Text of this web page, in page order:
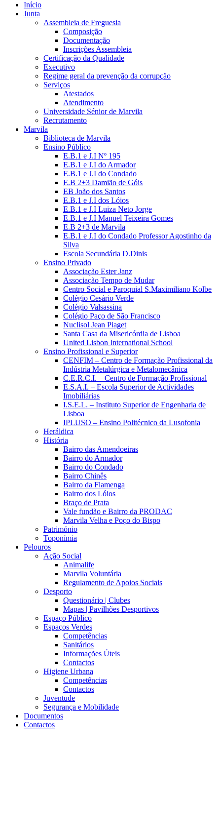
Início
Junta
Assembleia de Freguesia
Composição
Documentação
Inscrições Assembleia
Certificação da Qualidade
Executivo
Regime geral da prevenção da corrupção
Serviços
Atestados
Atendimento
Universidade Sénior de Marvila
Recrutamento
Marvila
Biblioteca de Marvila
Ensino Público
E.B.1 e J.I Nº 195
E.B.1 e J.I do Armador
E.B.1 e J.I do Condado
E.B 2+3 Damião de Góis
EB João dos Santos
E.B.1 e J.I dos Lóios
E.B.1 e J.I Luiza Neto Jorge
E.B.1 e J.I Manuel Teixeira Gomes
E.B 2+3 de Marvila
E.B.1 e J.I do Condado Professor Agostinho da
Silva
Escola Secundária D.Dinis
Ensino Privado
Associação Ester Janz
Associação Tempo de Mudar
Centro Social e Paroquial S.Maximiliano Kolbe
Colégio Cesário Verde
Colégio Valsassina
Colégio Paço de São Francisco
Nuclisol Jean Piaget
Santa Casa da Misericórdia de Lisboa
United Lisbon International School
Ensino Profissional e Superior
CENFIM – Centro de Formação Profissional da
Indústria Metalúrgica e Metalomecânica
C.E.R.C.I. – Centro de Formação Profissional
E.S.A.I. – Escola Superior de Actividades
Imobiliárias
I.S.E.L. – Instituto Superior de Engenharia de
Lisboa
IPLUSO – Ensino Politécnico da Lusofonia
Heráldica
História
Bairro das Amendoeiras
Bairro do Armador
Bairro do Condado
Bairro Chinês
Bairro da Flamenga
Bairro dos Lóios
Braço de Prata
Vale fundão e Bairro da PRODAC
Marvila Velha e Poço do Bispo
Património
Toponímia
Pelouros
Ação Social
Animalife
Marvila Voluntária
Regulamento de Apoios Sociais
Desporto
Questionário | Clubes
Mapas | Pavilhões Desportivos
Espaço Público
Espaços Verdes
Competências
Sanitários
Informações Úteis
Contactos
Higiene Urbana
Competências
Contactos
Juventude
Segurança e Mobilidade
Documentos
Contactos